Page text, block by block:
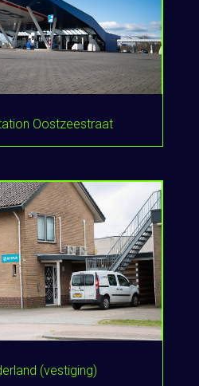
Oostzeestraat
(vestiging)